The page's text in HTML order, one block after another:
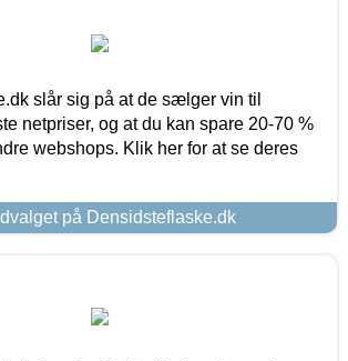
slår sig på at de sælger vin til
netpriser, og at du kan spare 20-70 %
webshops. Klik her for at se deres
på Densidsteflaske.dk